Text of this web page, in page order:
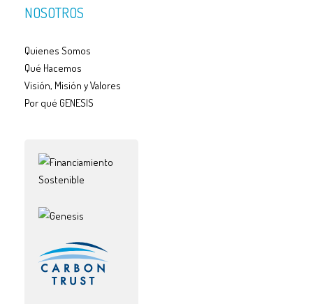
NOSOTROS
Quienes Somos
Qué Hacemos
Visión, Misión y Valores
Por qué GENESIS